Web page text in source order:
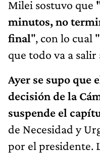
Milei sostuvo que
minutos, no
final", con lo cual
que todo va a
Ayer se supo que
decisión de la
suspende el
de Necesidad y
por el presidente.